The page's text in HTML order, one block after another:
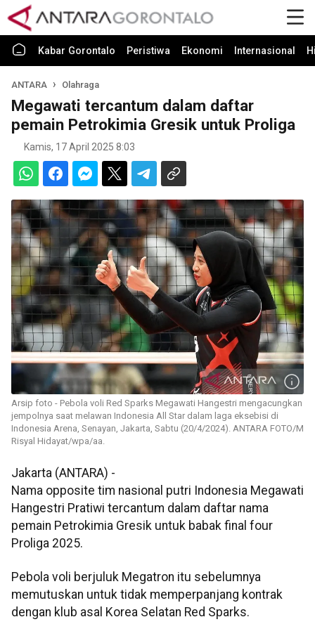
Kabar Gorontalo Peristiwa Ekonomi Internasional
ANTARA Olahraga
Megawati tercantum dalam daftar
pemain Petrokimia Gresik untuk Proliga
Kamis, 17 April 2025 8:03
Arsip foto - Pebola voli Red Sparks Megawati Hangestri mengacungkan
jempolnya saat melawan Indonesia All Star dalam laga eksebisi di
Indonesia Arena, Senayan, Jakarta, Sabtu (20/4/2024). ANTARA FOTO/M
Risyal Hidayat/wpa/aa.
Jakarta (ANTARA) -
Nama opposite tim nasional putri Indonesia Megawati
Hangestri Pratiwi tercantum dalam daftar nama
pemain Petrokimia Gresik untuk babak final four
Proliga 2025.
Pebola voli berjuluk Megatron itu sebelumnya
memutuskan untuk tidak memperpanjang kontrak
dengan klub asal Korea Selatan Red Sparks.